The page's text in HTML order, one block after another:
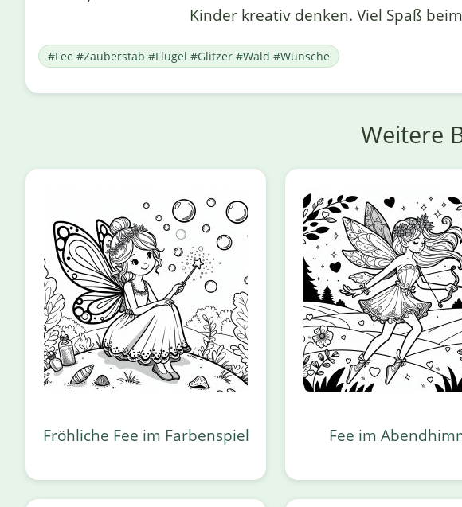
Kinder kreativ denken. Viel Spaß
#Fee #Zauberstab #Flügel #Glitzer #Wald #Wünsche
Weitere
Fröhliche Fee im Farbenspiel Fee im